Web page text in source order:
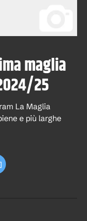
maglia
25
La Maglia
e più larghe